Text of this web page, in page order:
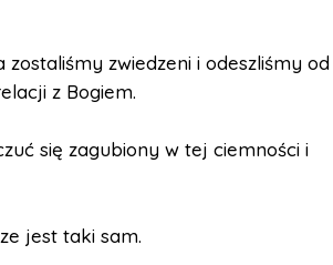
zostaliśmy zwiedzeni i odeszliśmy
z Bogiem.
się zagubiony w tej ciemności i
jest taki sam.